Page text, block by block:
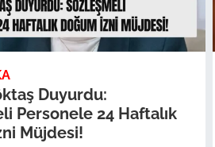
Duyurdu:
Personele 24 Haftalık
Müjdesi!